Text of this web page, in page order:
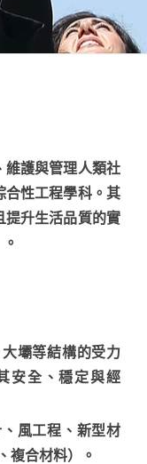
維護與管理人類社
合性工程學科。其
提升生活品質的實
壩等結構的受力
安全、穩定與經
風工程、新型材
複合材料）。